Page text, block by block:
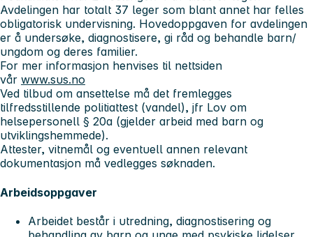
Avdelingen har totalt 37 leger som blant annet har felles
obligatorisk undervisning. Hovedoppgaven for avdelingen
er å undersøke, diagnostisere, gi råd og behandle barn/
ungdom og deres familier.
For mer informasjon henvises til nettsiden
vår www.sus.no
Ved tilbud om ansettelse må det fremlegges
tilfredsstillende politiattest (vandel), jfr Lov om
helsepersonell § 20a (gjelder arbeid med barn og
utviklingshemmede).
Attester, vitnemål og eventuell annen relevant
dokumentasjon må vedlegges søknaden.
Arbeidsoppgaver
Arbeidet består i utredning, diagnostisering og